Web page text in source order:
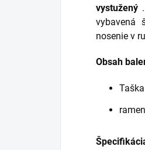
vystužený
vybavená
nosenie v
Obsah
Taška